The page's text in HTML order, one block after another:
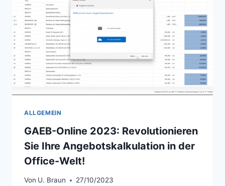
ALLGEMEIN
GAEB-Online 2023: Revolutionieren
Sie Ihre Angebotskalkulation in der
Office-Welt!
Von U. Braun 27/10/2023